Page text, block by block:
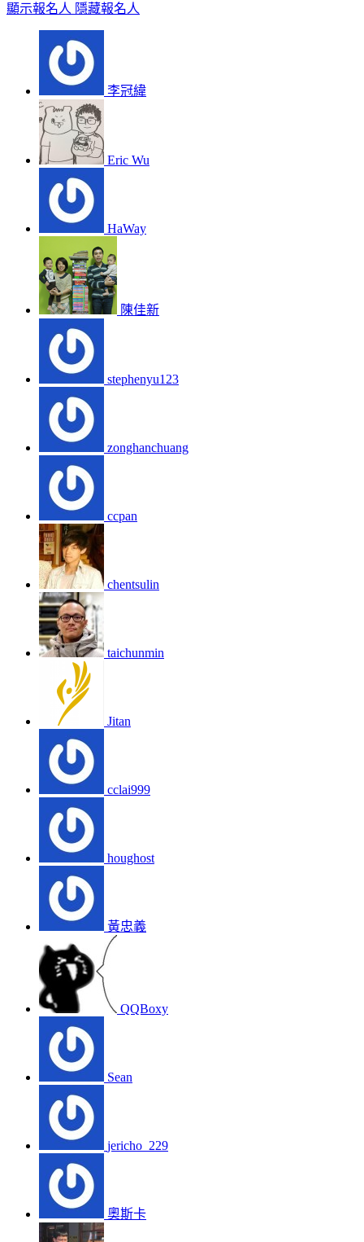
顯示報名人 隱藏報名人
李冠緯
Eric Wu
HaWay
陳佳新
stephenyu123
zonghanchuang
ccpan
chentsulin
taichunmin
Jitan
cclai999
houghost
黃忠義
QQBoxy
Sean
jericho_229
奧斯卡